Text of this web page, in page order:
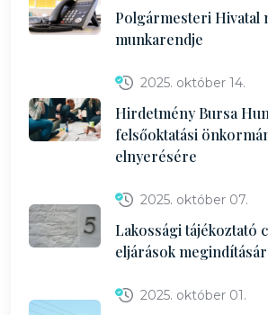
Polgármesteri Hivatal
munkarendje
2025. október 14.
Hirdetmény Bursa
felsőoktatási
elnyerésére
2025. október 07.
Lakossági tájékoztató
eljárások
2025. október 01.